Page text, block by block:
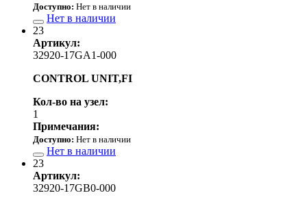
Доступно: Нет в наличии
Нет в наличии
23
Артикул:
32920-17GA1-000
CONTROL UNIT,FI
Кол-во на узел:
1
Примечания:
Доступно: Нет в наличии
Нет в наличии
23
Артикул:
32920-17GB0-000